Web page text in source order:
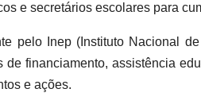
e secretários escolares para
pelo Inep (Instituto Nacional
de financiamento, assistência
e ações.